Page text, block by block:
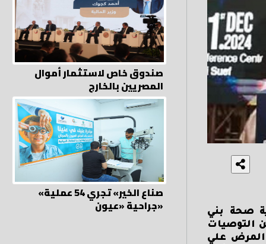
صحة بني
التوصيات
علي
صندوق خاص لاستثمار أموال
المصريين بالخارج
«صناع الخير» تجري 54 عملية
جراحية «عيون»